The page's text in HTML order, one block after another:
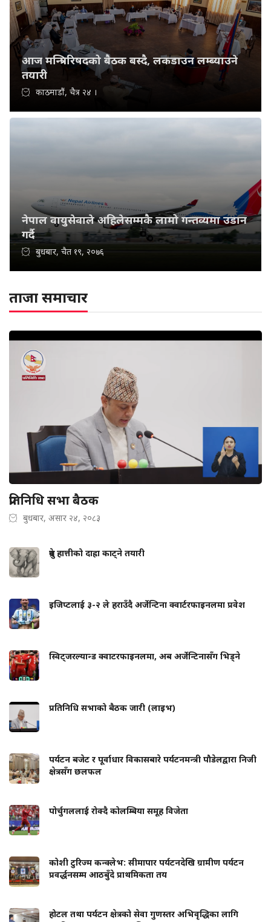
आज मन्त्रिपरिषदको बैठक बस्दै, लकडाउन लम्ब्याउने
तयारी
काठमाडौं, चैत्र २४ ।
नेपाल वायुसेवाले अहिलेसम्मकै लामो गन्तव्यमा उडान
गर्दै
बुधबार, चैत १९, २०७६
ताजा समाचार
प्रतिनिधि सभा बैठक
बुधबार, असार २४, २०८३
ध्रुवे हात्तीको दाह्रा काट्ने तयारी
इजिप्टलाई ३-२ ले हराउँदै अर्जेन्टिना क्वार्टरफाइनलमा प्रवेश
स्विट्जरल्यान्ड क्वाटरफाइनलमा, अब अर्जेन्टिनासँग भिड्ने
प्रतिनिधि सभाको बैठक जारी (लाइभ)
पर्यटन बजेट र पूर्वाधार विकासबारे पर्यटनमन्त्री पौडेलद्वारा निजी
क्षेत्रसँग छलफल
पोर्चुगललाई रोक्दै कोलम्बिया समूह विजेता
कोशी टुरिज्म कन्क्लेभ: सीमापार पर्यटनदेखि ग्रामीण पर्यटन
प्रवर्द्धनसम्म आठबुँदे प्राथमिकता तय
होटल तथा पर्यटन क्षेत्रको सेवा गुणस्तर अभिवृद्धिका लागि